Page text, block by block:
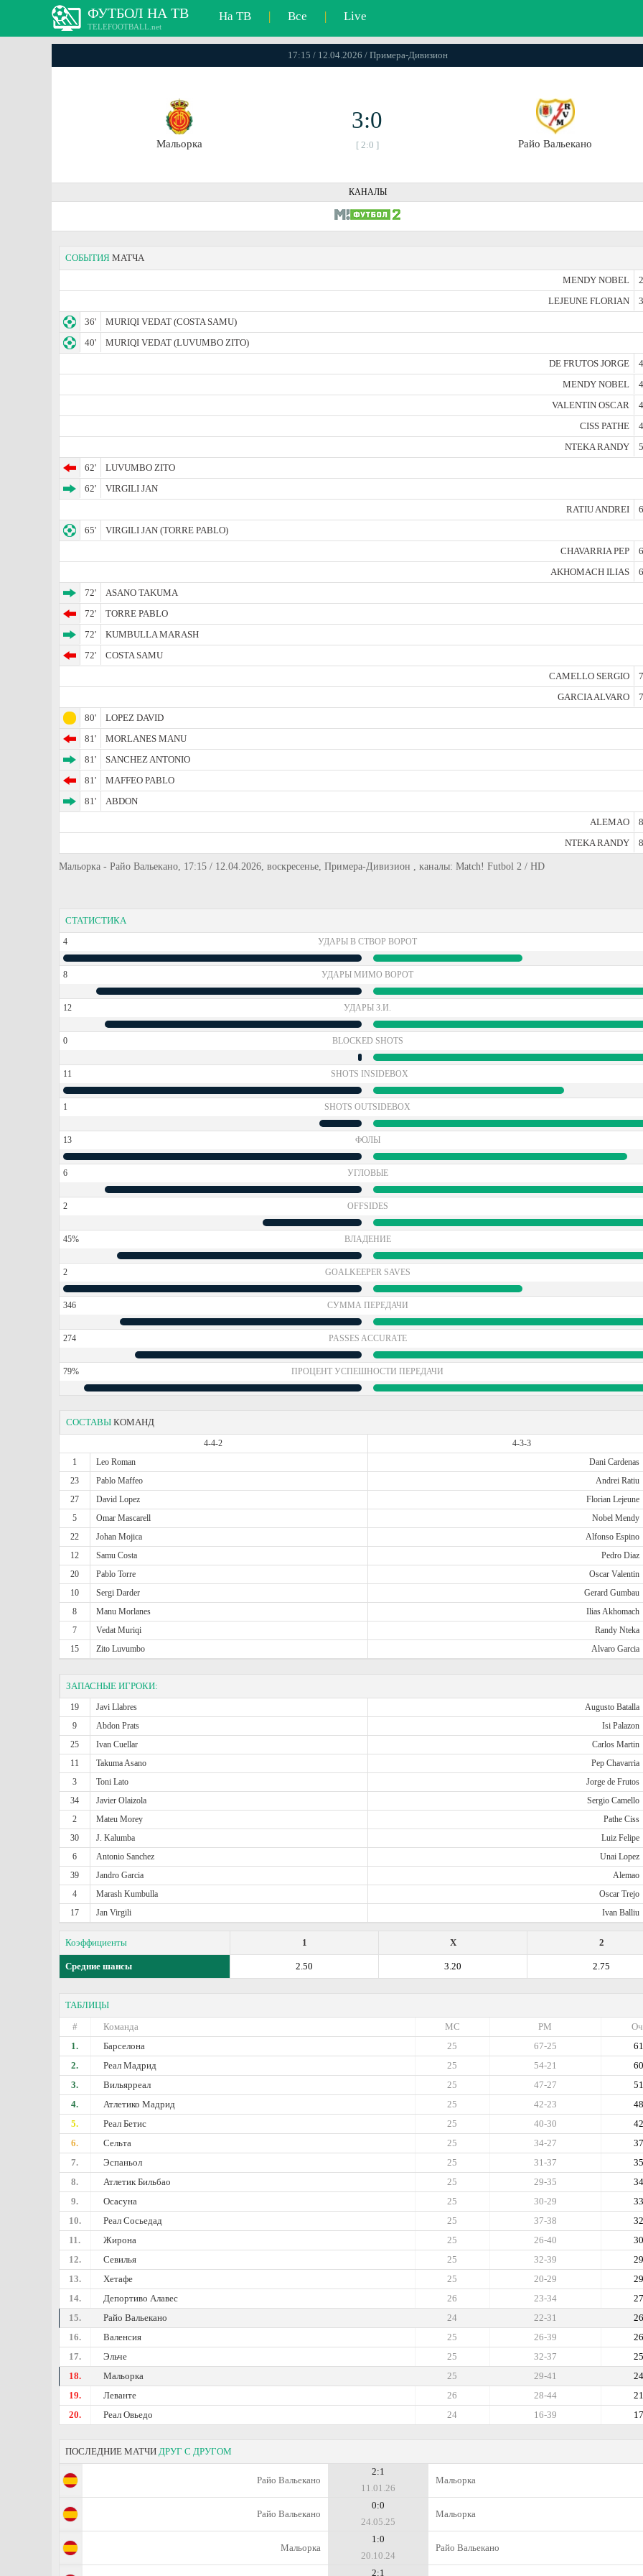
ФУТБОЛ НА ТВ
TELEFOOTBALL.net
На ТВ | Все | Live
17:15 / 12.04.2026 / Примера-Дивизион
Мальорка
3:0
[ 2:0 ] Райо Вальекано
КАНАЛЫ
СОБЫТИЯ МАТЧА
MENDY NOBEL
LEJEUNE FLORIAN
36'
MURIQI VEDAT (COSTA SAMU)
40'
MURIQI VEDAT (LUVUMBO ZITO)
DE FRUTOS JORGE
MENDY NOBEL
VALENTIN OSCAR
CISS PATHE
NTEKA RANDY
62'
LUVUMBO ZITO
62'
VIRGILI JAN
RATIU ANDREI
65'
VIRGILI JAN (TORRE PABLO)
CHAVARRIA PEP
AKHOMACH ILIAS
72'
ASANO TAKUMA
72'
TORRE PABLO
72'
KUMBULLA MARASH
72'
COSTA SAMU
CAMELLO SERGIO
GARCIA ALVARO
80'
LOPEZ DAVID
81'
MORLANES MANU
81'
SANCHEZ ANTONIO
81'
MAFFEO PABLO
81'
ABDON
ALEMAO
NTEKA RANDY
Мальорка - Райо Вальекано, 17:15 / 12.04.2026, воскресенье, Примера-Дивизион , каналы: Match! Futbol 2 / HD
СТАТИСТИКА
4 УДАРЫ В СТВОР ВОРОТ
8 УДАРЫ МИМО ВОРОТ
12 УДАРЫ З.И.
0 BLOCKED SHOTS
11 SHOTS INSIDEBOX
1 SHOTS OUTSIDEBOX
13 ФОЛЫ
6 УГЛОВЫЕ
2 OFFSIDES
45% ВЛАДЕНИЕ
2 GOALKEEPER SAVES
346 СУММА ПЕРЕДАЧИ
274 PASSES ACCURATE
79% ПРОЦЕНТ УСПЕШНОСТИ ПЕРЕДАЧИ
СОСТАВЫ КОМАНД
4-4-2
4-3-3
1
Leo Roman Dani Cardenas
23
Pablo Maffeo Andrei Ratiu
27
David Lopez Florian Lejeune
5
Omar Mascarell Nobel Mendy
22
Johan Mojica Alfonso Espino
12
Samu Costa Pedro Diaz
20
Pablo Torre Oscar Valentin
10
Sergi Darder Gerard Gumbau
8
Manu Morlanes Ilias Akhomach
7
Vedat Muriqi Randy Nteka
15
Zito Luvumbo Alvaro Garcia
ЗАПАСНЫЕ ИГРОКИ:
19 Javi Llabres Augusto Batalla
9
Abdon Prats Isi Palazon
25
Ivan Cuellar Carlos Martin
11
Takuma Asano Pep Chavarria
3
Toni Lato Jorge de Frutos
34
Javier Olaizola Sergio Camello
2
Mateu Morey Pathe Ciss
30
J. Kalumba Luiz Felipe
6
Antonio Sanchez Unai Lopez
39
Jandro Garcia Alemao
4
Marash Kumbulla Oscar Trejo
17
Jan Virgili Ivan Balliu
Коэффициенты 2
X
1
Средние шансы 2.75
3.20
2.50
ТАБЛИЦЫ
#
Команда РМ
МС
1.
Барселона 61
67-25
25
2.
Реал Мадрид 60
54-21
25
3.
Вильярреал 51
47-27
25
4.
Атлетико Мадрид 48
42-23
25
5.
Реал Бетис 42
40-30
25
6.
Сельта 37
34-27
25
7.
Эспаньол 35
31-37
25
8.
Атлетик Бильбао 34
29-35
25
9.
Осасуна 33
30-29
25
10.
Реал Сосьедад 32
37-38
25
11.
Жирона 30
26-40
25
12.
Севилья 29
32-39
25
13.
Хетафе 29
20-29
25
14.
Депортиво Алавес 27
23-34
26
15.
Райо Вальекано 26
22-31
24
16.
Валенсия 26
26-39
25
17.
Эльче 25
32-37
25
18.
Мальорка 24
29-41
25
19.
Леванте 21
28-44
26
20.
Реал Овьедо 17
16-39
24
ПОСЛЕДНИЕ МАТЧИ ДРУГ С ДРУГОМ
Райо Вальекано
2:1
11.01.26
Мальорка
Райо Вальекано
0:0
24.05.25
Мальорка
Мальорка
1:0
20.10.24
Райо Вальекано
2:1